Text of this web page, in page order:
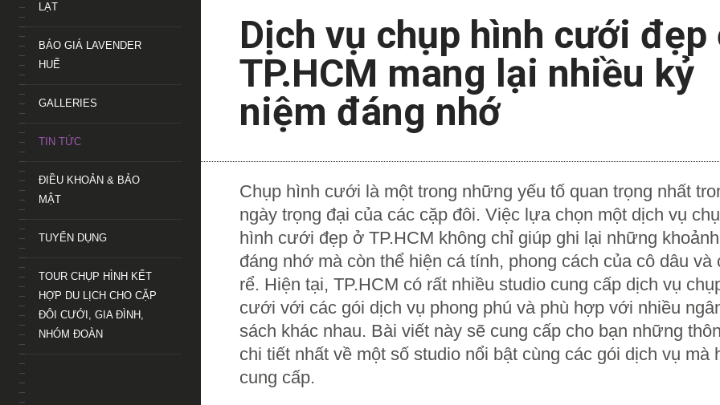
LẠT
BÁO GIÁ LAVENDER
HUẾ
GALLERIES
TIN TỨC
ĐIỀU KHOẢN & BẢO
MẬT
TUYỂN DỤNG
TOUR CHỤP HÌNH KẾT
HỢP DU LỊCH CHO CẶP
ĐÔI CƯỚI, GIA ĐÌNH,
NHÓM ĐOÀN
Dịch vụ chụp hình cưới đẹp
TP.HCM mang lại nhiều kỷ
niệm đáng nhớ
Chụp hình cưới là một trong những yếu tố quan trọng nhất
ngày trọng đại của các cặp đôi. Việc lựa chọn một dịch vụ
hình cưới đẹp ở TP.HCM không chỉ giúp ghi lại những
đáng nhớ mà còn thể hiện cá tính, phong cách của cô dâu và
rể. Hiện tại, TP.HCM có rất nhiều studio cung cấp dịch vụ
cưới với các gói dịch vụ phong phú và phù hợp với nhiều
sách khác nhau. Bài viết này sẽ cung cấp cho bạn những
chi tiết nhất về một số studio nổi bật cùng các gói dịch vụ mà
cung cấp.